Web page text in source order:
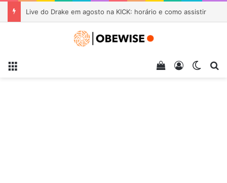
Live do Drake em agosto na KICK: horário e como assistir
Entrar
Veja seu